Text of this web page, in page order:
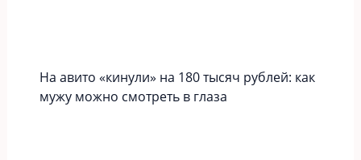
На авито «кинули» на 180 тысяч рублей: как
мужу можно смотреть в глаза